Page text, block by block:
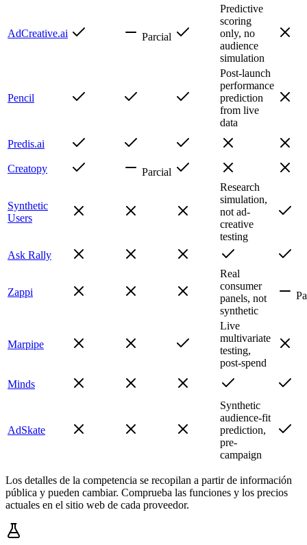
AdCreative.ai Parcial
Predictive
scoring
only, no
audience
simulation
Pencil
Post-launch
performance
prediction
from live
data
Predis.ai
Creatopy Parcial
Synthetic
Users
Research
simulation,
not ad-
creative
testing
Ask Rally
Zappi
Real
consumer
panels, not
synthetic
Marpipe
Live
multivariate
testing,
post-spend
Minds
AdSkate
Synthetic
audience-fit
prediction,
pre-
campaign
Los detalles de la competencia se recopilan a partir de información
pública y pueden cambiar. Comprueba las funciones y los precios
actuales en el sitio web de cada proveedor.